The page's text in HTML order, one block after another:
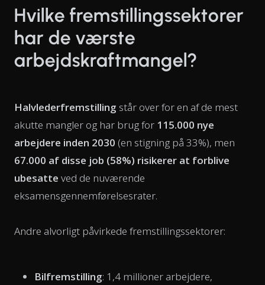
Hvilke fremstillingssektorer
har de værste
arbejdskraftmangel?
Halvlederfremstilling står over for en af de mest
akutte mangler og har brug for 115.000 nye
arbejdere inden 2030 (en stigning på 33%), men
67.000 af disse job (58%) risikerer at forblive
ubesatte ved de nuværende
eksamensgennemførelsesrater.
Andre alvorligt påvirkede fremstillingssektorer:
Bilfremstilling: 1,4 millioner arbejdere,